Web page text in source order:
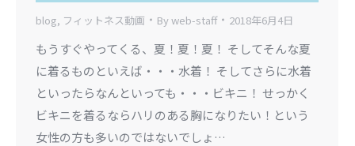
blog, フィットネス動画 Byweb-staff 2018年6月4日
もうすぐやってくる、夏！夏！夏！ そしてそんな夏
に着るものといえば・・・水着！ そしてさらに水着
といったらなんといっても・・・ビキニ！ せっかく
ビキニを着るならハリのある胸になりたい！という
女性の方も多いのではないでしょ…